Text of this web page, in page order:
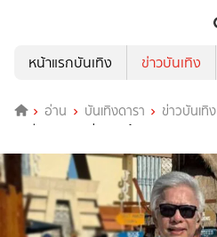
หน้าแรกบันเทิง
ข่าวบันเทิง
อ่าน บันเทิงดารา ข่าวบันเทิง
ทะเบียนสมรสอย่างถูกต้องตามกฎหมาย